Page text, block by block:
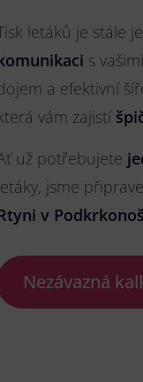
letáků je stále
s
a efektivní
vám zajistí
už potřebujete
jsme
v
Nezávazná